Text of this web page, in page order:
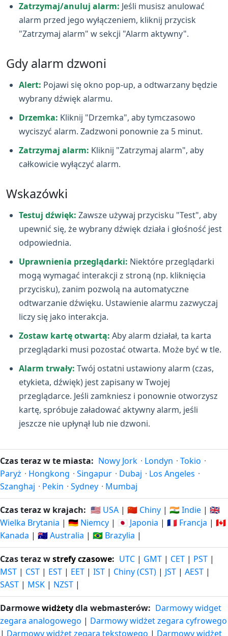
Zatrzymaj/anuluj alarm: Jeśli musisz anulować
alarm przed jego wyłączeniem, kliknij przycisk
"Zatrzymaj alarm" w sekcji "Alarm aktywny".
Gdy alarm dzwoni
Alert: Pojawi się okno pop‑up, a odtwarzany będzie
wybrany dźwięk alarmu.
Drzemka: Kliknij "Drzemka", aby tymczasowo
wyciszyć alarm. Zadzwoni ponownie za 5 minut.
Zatrzymaj alarm: Kliknij "Zatrzymaj alarm", aby
całkowicie wyłączyć alarm.
Wskazówki
Testuj dźwięk: Zawsze używaj przycisku "Test", aby
upewnić się, że wybrany dźwięk działa i głośność jest
odpowiednia.
Uprawnienia przeglądarki: Niektóre przeglądarki
mogą wymagać interakcji z stroną (np. kliknięcia
przycisku), zanim pozwolą na automatyczne
odtwarzanie dźwięku. Ustawienie alarmu zazwyczaj
liczy się jako interakcja.
Zostaw kartę otwartą: Aby alarm działał, ta karta
przeglądarki musi pozostać otwarta. Może być w tle.
Alarm trwały: Twój ostatni ustawiony alarm (czas,
etykieta, dźwięk) jest zapisany w Twojej
przeglądarce. Jeśli zamkniesz i ponownie otworzysz
kartę, spróbuje załadować aktywny alarm, jeśli
jeszcze nie upłynął lub nie dzwoni.
Czas teraz w te miasta: Nowy Jork · Londyn · Tokio ·
Paryż · Hongkong · Singapur · Dubaj · Los Angeles ·
Szanghaj · Pekin · Sydney · Mumbaj
Czas teraz w krajach: 🇺🇸 USA | 🇨🇳 Chiny | 🇮🇳 Indie | 🇬🇧
Wielka Brytania | 🇩🇪 Niemcy | 🇯🇵 Japonia | 🇫🇷 Francja | 🇨🇦
Kanada | 🇦🇺 Australia | 🇧🇷 Brazylia |
Czas teraz wstrefy czasowe: UTC | GMT | CET | PST |
MST | CST | EST | EET | IST | Chiny (CST) | JST | AEST |
SAST | MSK | NZST |
Darmowewidżetydla webmasterów: Darmowy widget
zegara analogowego | Darmowy widżet zegara cyfrowego
| Darmowy widżet zegara tekstowego | Darmowy widżet